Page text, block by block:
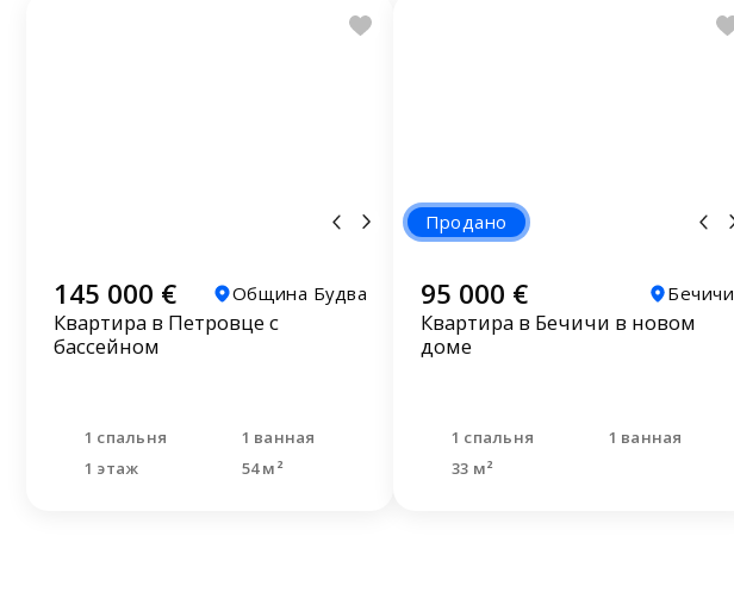
145 000 € Община Будва
Квартира в Петровце с
бассейном
1 спальня
1 ванная
1 этаж
54 м²
Продано
95 000 € Бечичи
Квартира в Бечичи в новом
доме
1 спальня
1 ванная
33 м²